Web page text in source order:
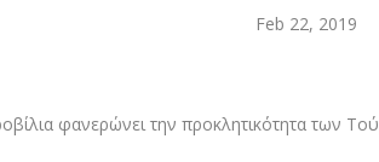
Feb 22, 2019